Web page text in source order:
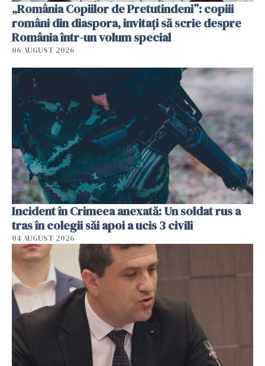
„România Copiilor de Pretutindeni”: copiii
români din diaspora, invitați să scrie despre
România într-un volum special
06 AUGUST 2026
Incident în Crimeea anexată: Un soldat rus a
tras în colegii săi apoi a ucis 3 civili
04 AUGUST 2026